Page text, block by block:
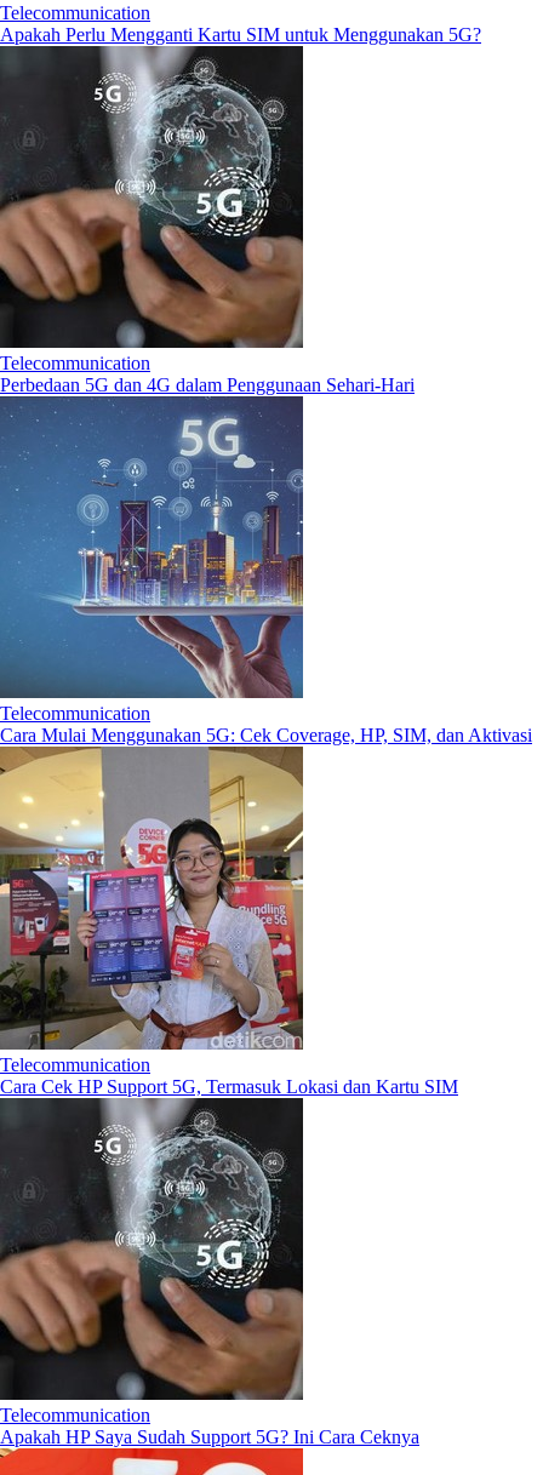
Telecommunication
Apakah Perlu Mengganti Kartu SIM untuk Menggunakan 5G?
Telecommunication
Perbedaan 5G dan 4G dalam Penggunaan Sehari-Hari
Telecommunication
Cara Mulai Menggunakan 5G: Cek Coverage, HP, SIM, dan Aktivasi
Telecommunication
Cara Cek HP Support 5G, Termasuk Lokasi dan Kartu SIM
Telecommunication
Apakah HP Saya Sudah Support 5G? Ini Cara Ceknya